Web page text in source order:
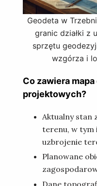
Geodeta w
granic działki z
sprzętu
wzgórza i
Co zawiera
projektowych?
Aktualny stan
terenu, w tym
uzbrojenie
Planowane